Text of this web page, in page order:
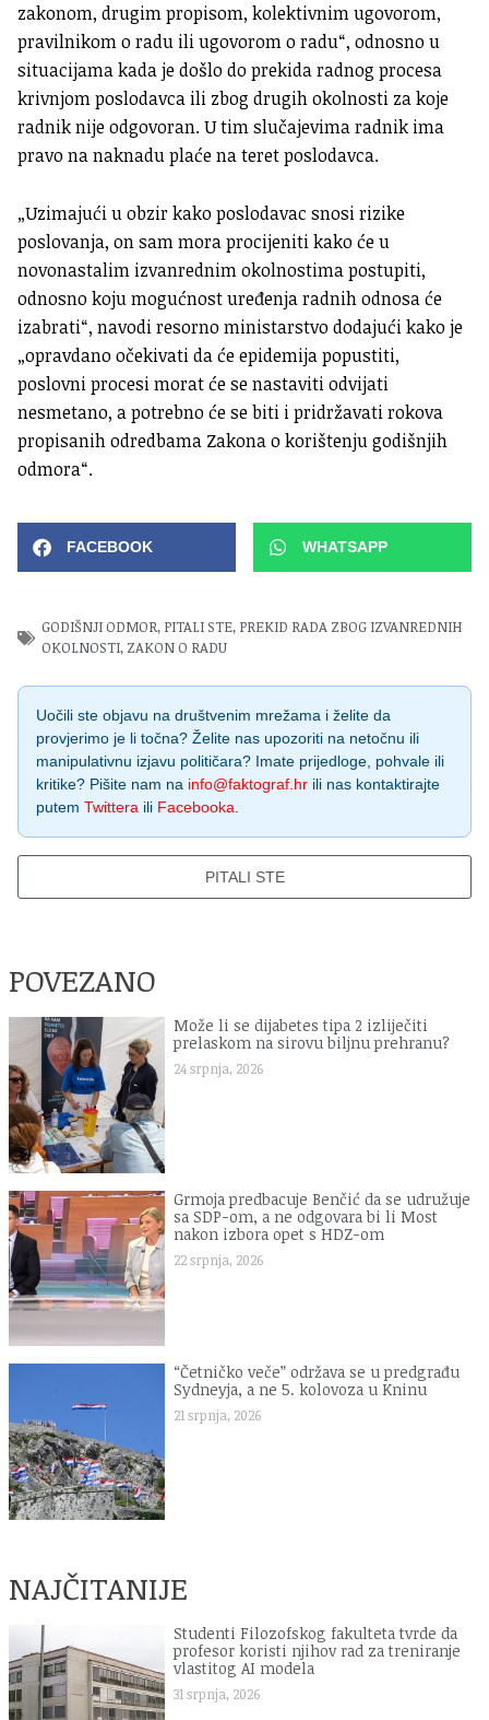
zakonom, drugim propisom, kolektivnim ugovorom,
pravilnikom o radu ili ugovorom o radu“, odnosno u
situacijama kada je došlo do prekida radnog procesa
krivnjom poslodavca ili zbog drugih okolnosti za koje
radnik nije odgovoran. U tim slučajevima radnik ima
pravo na naknadu plaće na teret poslodavca.
„Uzimajući u obzir kako poslodavac snosi rizike
poslovanja, on sam mora procijeniti kako će u
novonastalim izvanrednim okolnostima postupiti,
odnosno koju mogućnost uređenja radnih odnosa će
izabrati“, navodi resorno ministarstvo dodajući kako je
„opravdano očekivati da će epidemija popustiti,
poslovni procesi morat će se nastaviti odvijati
nesmetano, a potrebno će se biti i pridržavati rokova
propisanih odredbama Zakona o korištenju godišnjih
odmora“.
FACEBOOK WHATSAPP
GODIŠNJI ODMOR, PITALI STE, PREKID RADA ZBOG IZVANREDNIH
OKOLNOSTI, ZAKON O RADU
Uočili ste objavu na društvenim mrežama i želite da
provjerimo je li točna? Želite nas upozoriti na netočnu ili
manipulativnu izjavu političara? Imate prijedloge, pohvale ili
kritike? Pišite nam na info@faktograf.hr ili nas kontaktirajte
putem Twittera ili Facebooka
PITALI STE
POVEZANO
Može li se dijabetes tipa 2 izliječiti
prelaskom na sirovu biljnu prehranu?
24 srpnja, 2026
Grmoja predbacuje Benčić da se udružuje
sa SDP-om, a ne odgovara bi li Most
nakon izbora opet s HDZ-om
22 srpnja, 2026
“Četničko veče” održava se u predgrađu
Sydneyja, a ne 5. kolovoza u Kninu
21 srpnja, 2026
NAJČITANIJE
Studenti Filozofskog fakulteta tvrde da
profesor koristi njihov rad za treniranje
vlastitog AI modela
31 srpnja, 2026